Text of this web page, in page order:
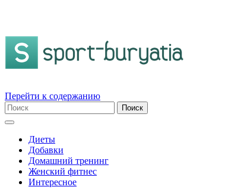
Перейти к содержанию
Диеты
Добавки
Домашний тренинг
Женский фитнес
Интересное